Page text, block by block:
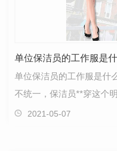
单位保洁员的工作服是
单位保洁员的工作服是什
不统一，保洁员**穿这个
吧，也是一笔不小的开支
2021-05-07